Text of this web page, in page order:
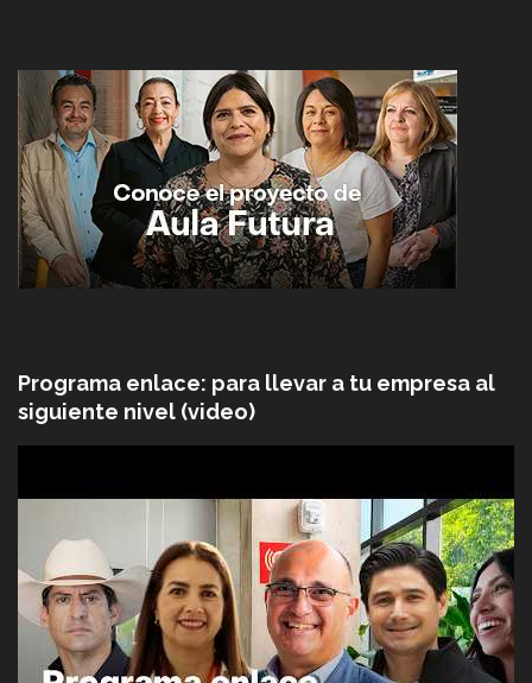
Programa enlace: para llevar a tu empresa al
siguiente nivel (video)